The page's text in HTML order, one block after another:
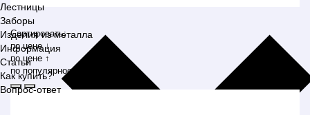
Лестницы
Заборы
Изделия из металла
Информация
Статьи
Как купить?
Вопрос-ответ
Сортировать:
по цене ↓
по цене ↑
по популярности